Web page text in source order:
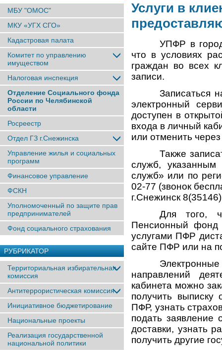
МБУ "ОМОС"
МКУ «УГХ СГО»
Кадастровая палата
Комитет по управлению
имуществом
Налоговая инспекция
Отделение Социального фонда
России по Челябинской
области
Росреестр
Отдел ГЗ г.Снежинска
Управление жилья и социальных
программ
Финансовое управление
ФСКН
Уполномоченный по защите прав
предпринимателей
Фонд социального страхования
РУБРИКАТОР
Территориальная избирательная
комиссия
Антитеррористическая комиссия
Инициативное бюджетирование
Национальные проекты
Реализация государственной
национальной политики
Услуги в
УПФР в
что в условиях
граждан во всех
записи.
Записаться
электронный
доступен в
входа в личный
или отменить
Также
служб,
служб» или по
02-77 (звонок
г.Снежинск
Для того,
Пенсионный фонд
услугами ПФР
сайте ПФР или на
направлений
кабинета можно
получить выписку
ПФР, узнать
подать
доставки, узнать
получить другие